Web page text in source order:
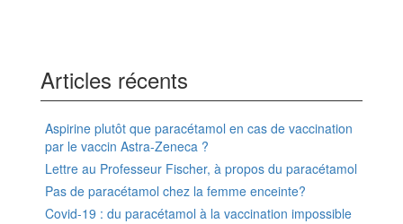
Articles récents
Aspirine plutôt que paracétamol en cas de vaccination
par le vaccin Astra-Zeneca ?
Lettre au Professeur Fischer, à propos du paracétamol
Pas de paracétamol chez la femme enceinte?
Covid-19 : du paracétamol à la vaccination impossible